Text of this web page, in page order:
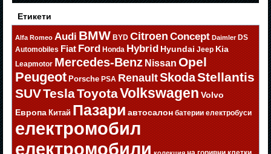
Етикети
Alfa Romeo Audi BMW BYD Citroen Concept Daimler DS
Automobiles Fiat Ford Honda Hybrid Hyundai Jeep Kia
Leapmotor Mercedes-Benz Nissan Opel
Peugeot Porsche PSA RenaultSkodaStellantis
SUVTeslaToyotaVolkswagen Volvo
Европа Китай Пазари автосалон батерии електробуси
електромобил
електромобили